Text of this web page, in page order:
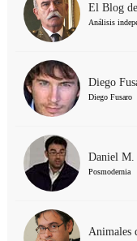
El Blog
Análisis
Diego
Diego Fusaro
Daniel M.
Posmodernia
Animales